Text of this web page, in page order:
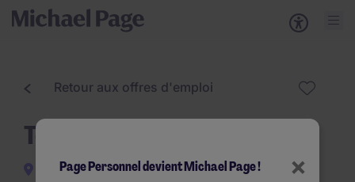
Retour aux offres d'emploi
Technicien SAV IDF (F/H)
Île-de-France
×
Page Personnel devient Michael Page !